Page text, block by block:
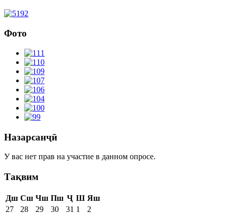
Фото
Назарсанҷӣ
У вас нет прав на участие в данном опросе.
Тақвим
Дш Сш Чш Пш Ҷ Ш Яш
27
28 29 30 31 1
2